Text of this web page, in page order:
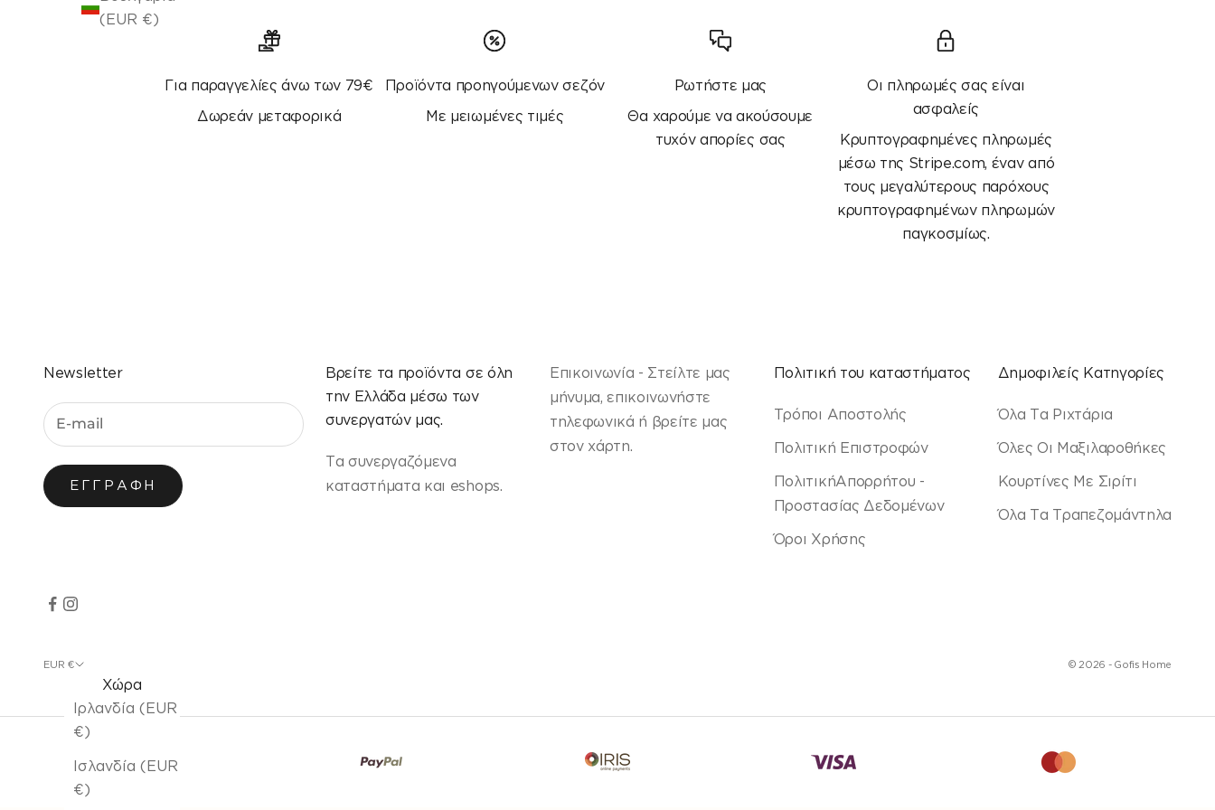
(EUR €)
Για παραγγελίες άνω των 79€
Δωρεάν μεταφορικά
Προϊόντα προηγούμενων σεζόν
Με μειωμένες τιμές
Ρωτήστε μας
Θα χαρούμε να ακούσουμε
τυχόν απορίες σας
Οι πληρωμές σας είναι
ασφαλείς
Κρυπτογραφημένες πληρωμές
μέσω της Stripe.com, έναν από
τους μεγαλύτερους παρόχους
κρυπτογραφημένων πληρωμών
παγκοσμίως.
Newsletter
ΕΓΓΡΑΦΉ
Βρείτε τα προϊόντα σε όλη
την Ελλάδα μέσω των
συνεργατών μας.
Τα συνεργαζόμενα
καταστήματα και eshops.
Επικοινωνία - Στείλτε μας
μήνυμα, επικοινωνήστε
τηλεφωνικά ή βρείτε μας
στον χάρτη.
Πολιτική του καταστήματος
Τρόποι Αποστολής
Πολιτική Επιστροφών
ΠολιτικήΑπορρήτου -
Προστασίας Δεδομένων
Όροι Χρήσης
Δημοφιλείς Κατηγορίες
Όλα Τα Ριχτάρια
Όλες Οι Μαξιλαροθήκες
Κουρτίνες Με Σιρίτι
Όλα Τα Τραπεζομάντηλα
EUR €
Χώρα
Ιρλανδία (EUR
€)
Ισλανδία (EUR
€)
© 2026 - Gofis Home